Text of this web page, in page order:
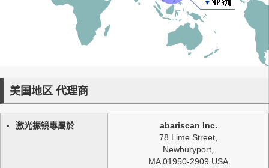
美国地区 代理商
激光振镜專屬於
abariscan Inc.
78 Lime Street,
Newburyport,
MA 01950-2909 USA